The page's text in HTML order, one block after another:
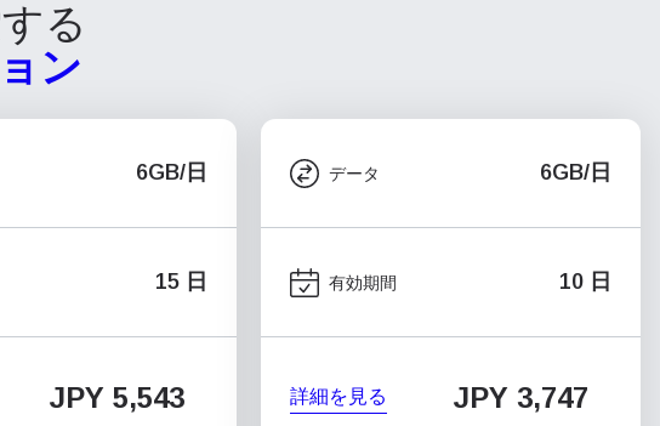
る
ン
6GB/日
15 日
JPY 5,543
データ 6GB/日
有効期間 10 日
詳細を見る JPY 3,747